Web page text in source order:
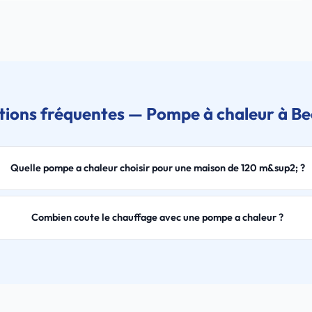
fréquentes — Pompe à chaleur à
Quelle pompe a chaleur choisir pour une maison de 120 m&sup2; ?
Combien coute le chauffage avec une pompe a chaleur ?